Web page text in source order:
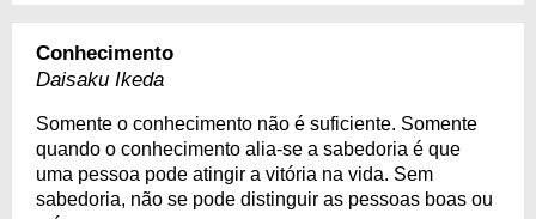
Conhecimento
Daisaku Ikeda
Somente o conhecimento não é suficiente. Somente
quando o conhecimento alia-se a sabedoria é que
uma pessoa pode atingir a vitória na vida. Sem
sabedoria, não se pode distinguir as pessoas boas ou